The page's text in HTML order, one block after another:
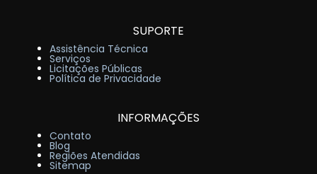
SUPORTE
Assistência Técnica
Serviços
Licitações Públicas
Política de Privacidade
INFORMAÇÕES
Contato
Blog
Regiões Atendidas
Sitemap